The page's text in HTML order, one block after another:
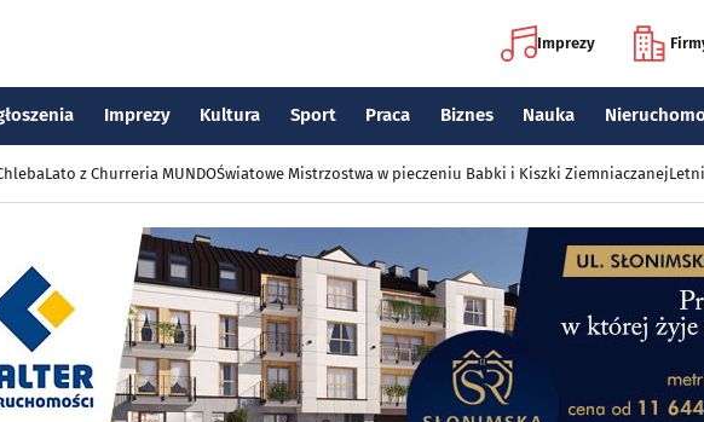
Imprezy
Imprezy Kultura Sport Praca Biznes Nauka
Lato z Churreria MUNDOŚwiatowe Mistrzostwa w pieczeniu Babki i Kiszki Ziemniaczanej